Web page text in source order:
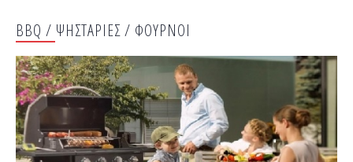
ΒΒQ / ΨΗΣΤΑΡΙΕΣ / ΦΟΥΡΝΟΙ